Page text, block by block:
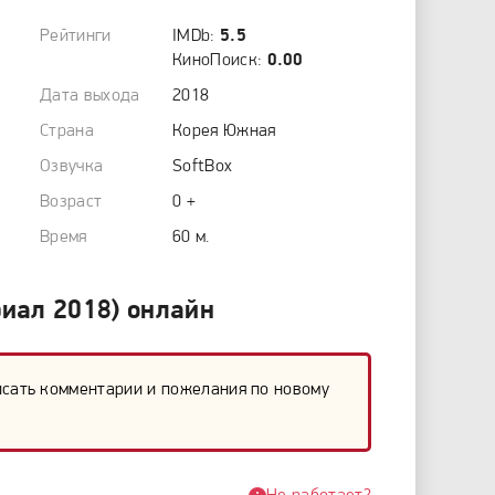
Рейтинги IMDb: 5.5
КиноПоиск: 0.00
Дата выхода
2018
Страна
Корея Южная
Озвучка
SoftBox
Возраст
0 +
Время
60 м.
2018) онлайн
комментарии и пожелания по новому